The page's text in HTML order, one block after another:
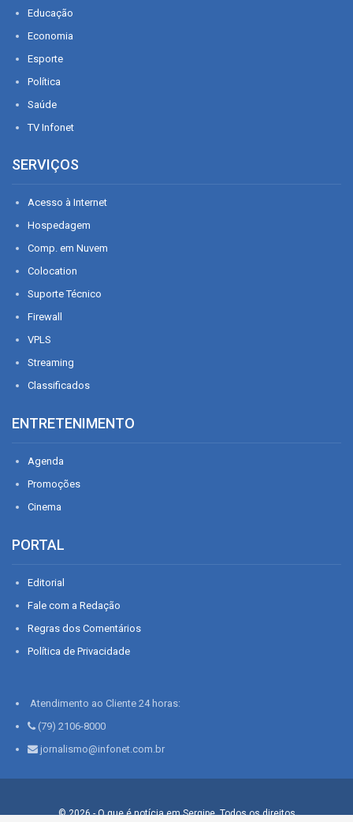
Educação
Economia
Esporte
Política
Saúde
TV Infonet
SERVIÇOS
Acesso à Internet
Hospedagem
Comp. em Nuvem
Colocation
Suporte Técnico
Firewall
VPLS
Streaming
Classificados
ENTRETENIMENTO
Agenda
Promoções
Cinema
PORTAL
Editorial
Fale com a Redação
Regras dos Comentários
Política de Privacidade
Atendimento ao Cliente 24 horas:
(79) 2106-8000
jornalismo@infonet.com.br
© 2026 - O que é notícia em Sergipe. Todos os direitos